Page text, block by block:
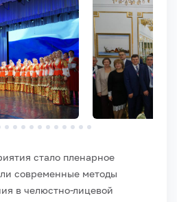
стало пленарное
современные методы
в челюстно-лицевой